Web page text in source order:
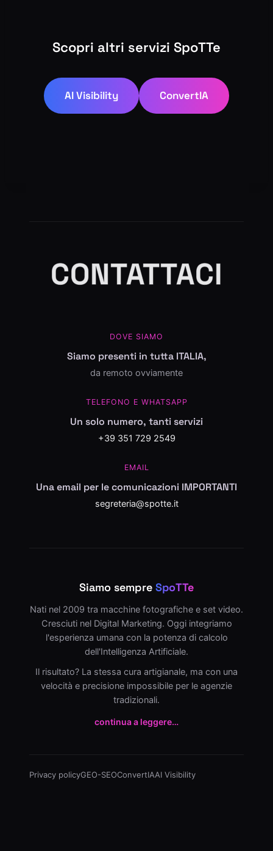
Scopri altri servizi SpoTTe
AI Visibility ConvertIA
CONTATTACI
DOVE SIAMO
Siamo presenti in tutta ITALIA,
da remoto ovviamente
TELEFONO E WHATSAPP
Un solo numero, tanti servizi
+39 351 729 2549
EMAIL
Una email per le comunicazioni IMPORTANTI
segreteria@spotte.it
Siamo sempre SpoTTe
Nati nel 2009 tra macchine fotografiche e set video.
Cresciuti nel Digital Marketing. Oggi integriamo
l'esperienza umana con la potenza di calcolo
dell'Intelligenza Artificiale.
Il risultato? La stessa cura artigianale, ma con una
velocità e precisione impossibile per le agenzie
tradizionali.
continua a leggere…
Privacy policyGEO-SEOConvertIAAI Visibility